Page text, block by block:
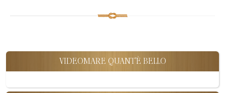
VIDEOMARE QUANT'È BELLO